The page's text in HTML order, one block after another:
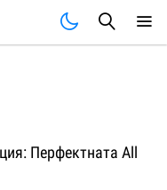
Перфектната All